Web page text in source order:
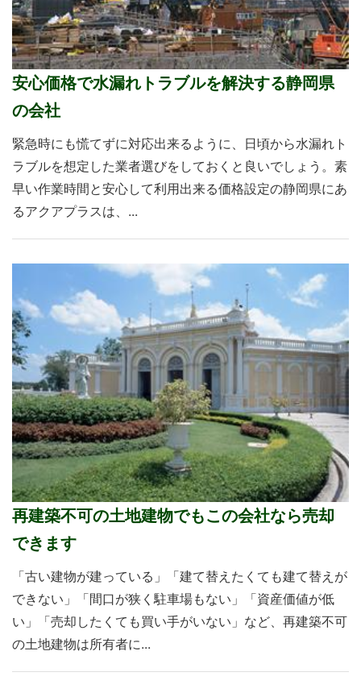
安心価格で水漏れトラブルを解決する静岡県
の会社
緊急時にも慌てずに対応出来るように、日頃から水漏れト
ラブルを想定した業者選びをしておくと良いでしょう。素
早い作業時間と安心して利用出来る価格設定の静岡県にあ
るアクアプラスは、...
再建築不可の土地建物でもこの会社なら売却
できます
「古い建物が建っている」「建て替えたくても建て替えが
できない」「間口が狭く駐車場もない」「資産価値が低
い」「売却したくても買い手がいない」など、再建築不可
の土地建物は所有者に...